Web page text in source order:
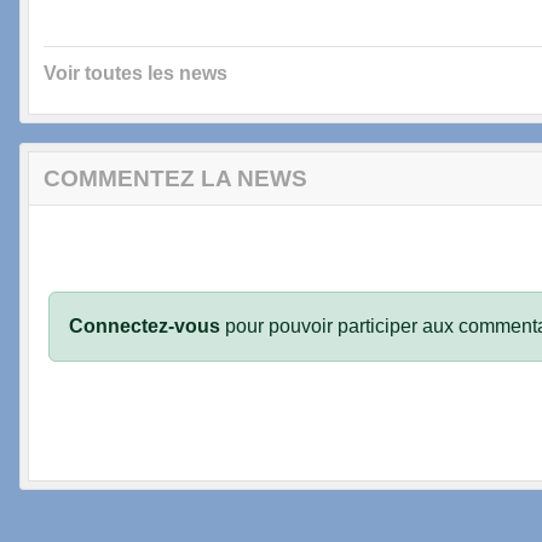
Voir toutes les news
COMMENTEZ LA NEWS
Connectez-vous pour pouvoir participer aux